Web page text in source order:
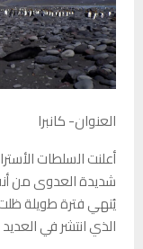
العنوان- كانبرا
شديدة العدوى من
يُنهي فترة طويلة
الذي انتشر في